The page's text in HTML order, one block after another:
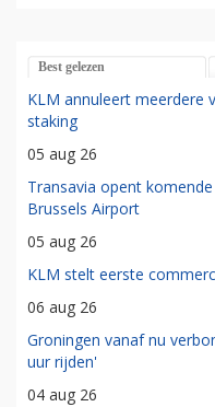
Best gelezen
KLM annuleert meerdere
staking
05 aug 26
Transavia opent
Brussels Airport
05 aug 26
KLM stelt eerste
06 aug 26
Groningen vanaf nu
uur rijden'
04 aug 26